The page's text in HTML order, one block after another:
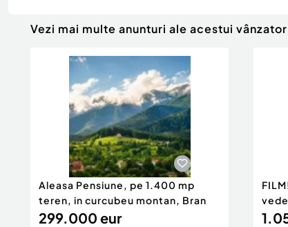
Vezi mai multe anunturi ale acestui vânzator
Aleasa Pensiune, pe 1.400 mp
teren, in curcubeu montan, Bran
299.000 eur